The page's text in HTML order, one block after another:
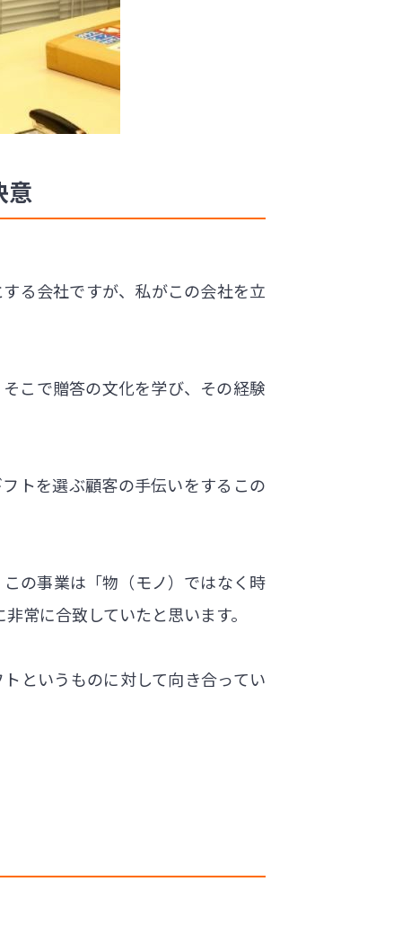
意
る会社ですが、私がこの会社を立
こで贈答の文化を学び、その経験
トを選ぶ顧客の手伝いをするこの
の事業は「物（モノ）ではなく時
常に合致していたと思います。
というものに対して向き合ってい